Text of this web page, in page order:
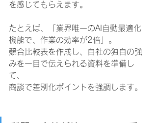
を感じてもらえます。
たとえば、「業界唯一のAI自動最適化
機能で、作業の効率が2倍」。
競合比較表を作成し、自社の独自の強
みを一目で伝えられる資料を準備し
て、
商談で差別化ポイントを強調します。